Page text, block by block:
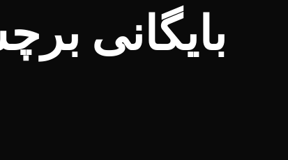
بایگانی